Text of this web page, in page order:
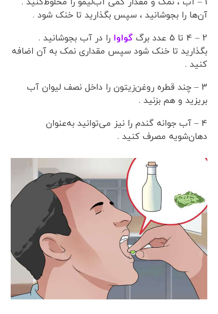
آن‌ها را بجوشانید ، سپس بگذارید تا خنک شود .
2 – 4 تا 5 عدد برگ
گواوا را در آب بجوشانید .
بگذارید تا خنک شود سپس مقداری نمک به آن اضافه
کنید .
3 – چند قطره روغن‌زیتون را داخل نصف لیوان آب
بریزید و هم بزنید .
4 – آب جوانه گندم را نیز می‌توانید به‌عنوان
دهان‌شویه مصرف کنید .